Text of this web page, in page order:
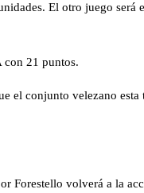
El otro juego será
con 21 puntos.
el conjunto velezano esta
Forestello volverá a la